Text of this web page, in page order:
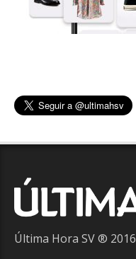
Última Hora SV ® 2016